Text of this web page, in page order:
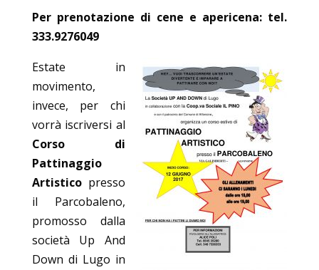
Per prenotazione di cene e apericena: tel.
333.9276049
Estate in
movimento,
invece, per chi
vorrà iscriversi al
Corso di
Pattinaggio
Artisticopresso
il Parcobaleno,
promosso dalla
società Up And
Down di Lugo in